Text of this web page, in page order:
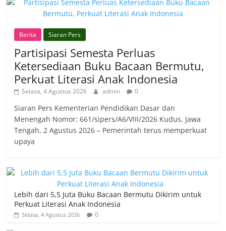
Berita Siaran Pers
Partisipasi Semesta Perluas
Ketersediaan Buku Bacaan Bermutu,
Perkuat Literasi Anak Indonesia
Selasa, 4 Agustus 2026 admin 0
Siaran Pers Kementerian Pendidikan Dasar dan
Menengah Nomor: 661/sipers/A6/VIII/2026 Kudus, Jawa
Tengah, 2 Agustus 2026 – Pemerintah terus memperkuat
upaya
Lebih dari 5,5 Juta Buku Bacaan Bermutu Dikirim untuk
Perkuat Literasi Anak Indonesia
Selasa, 4 Agustus 2026 0